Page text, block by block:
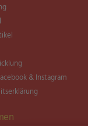
& Instagram